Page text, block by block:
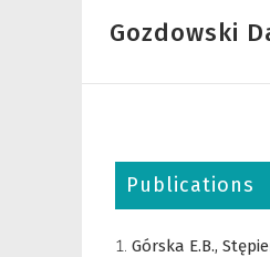
Gozdowski
Publications
Górska E.B.,